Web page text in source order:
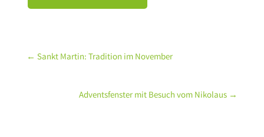
← Sankt Martin: Tradition im November
Adventsfenster mit Besuch vom Nikolaus →